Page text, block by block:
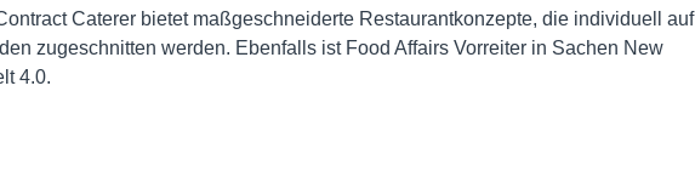
Caterer bietet maßgeschneiderte Restaurantkonzepte, die individuell auf
zugeschnitten werden. Ebenfalls ist Food Affairs Vorreiter in Sachen New
4.0.